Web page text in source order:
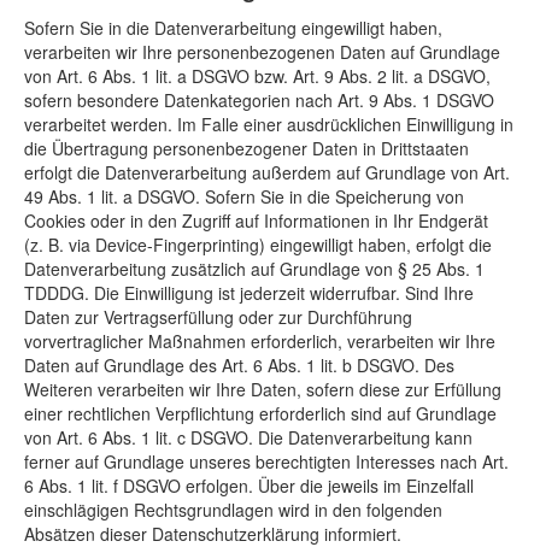
Sofern Sie in die Datenverarbeitung eingewilligt haben,
verarbeiten wir Ihre personenbezogenen Daten auf Grundlage
von Art. 6 Abs. 1 lit. a DSGVO bzw. Art. 9 Abs. 2 lit. a DSGVO,
sofern besondere Datenkategorien nach Art. 9 Abs. 1 DSGVO
verarbeitet werden. Im Falle einer ausdrücklichen Einwilligung in
die Übertragung personenbezogener Daten in Drittstaaten
erfolgt die Datenverarbeitung außerdem auf Grundlage von Art.
49 Abs. 1 lit. a DSGVO. Sofern Sie in die Speicherung von
Cookies oder in den Zugriff auf Informationen in Ihr Endgerät
(z. B. via Device-Fingerprinting) eingewilligt haben, erfolgt die
Datenverarbeitung zusätzlich auf Grundlage von § 25 Abs. 1
TDDDG. Die Einwilligung ist jederzeit widerrufbar. Sind Ihre
Daten zur Vertragserfüllung oder zur Durchführung
vorvertraglicher Maßnahmen erforderlich, verarbeiten wir Ihre
Daten auf Grundlage des Art. 6 Abs. 1 lit. b DSGVO. Des
Weiteren verarbeiten wir Ihre Daten, sofern diese zur Erfüllung
einer rechtlichen Verpflichtung erforderlich sind auf Grundlage
von Art. 6 Abs. 1 lit. c DSGVO. Die Datenverarbeitung kann
ferner auf Grundlage unseres berechtigten Interesses nach Art.
6 Abs. 1 lit. f DSGVO erfolgen. Über die jeweils im Einzelfall
einschlägigen Rechtsgrundlagen wird in den folgenden
Absätzen dieser Datenschutzerklärung informiert.